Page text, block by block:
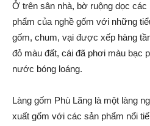
Ở trên sân nhà, bờ ruộng dọc các
phẩm của nghề gốm với những
gốm, chum, vại được xếp hàng
đỏ màu đất, cái đã phơi màu bạc
nước bóng loáng.
Làng gốm Phù Lãng là một làng
xuất gốm với các sản phẩm nổi